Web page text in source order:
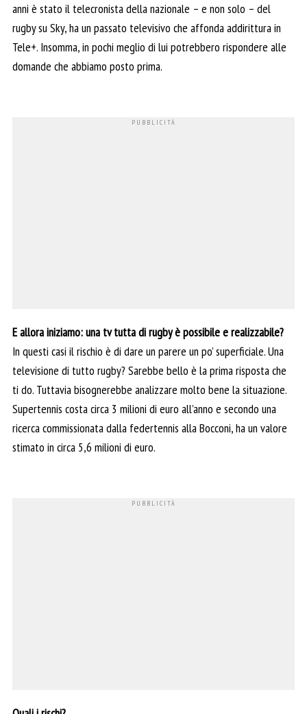
anni è stato il telecronista della nazionale – e non solo – del
rugby su Sky, ha un passato televisivo che affonda addirittura in
Tele+. Insomma, in pochi meglio di lui potrebbero rispondere alle
domande che abbiamo posto prima.
E allora iniziamo: una tv tutta di rugby è possibile e realizzabile?
In questi casi il rischio è di dare un parere un po’ superficiale. Una
televisione di tutto rugby? Sarebbe bello è la prima risposta che
ti do. Tuttavia bisognerebbe analizzare molto bene la situazione.
Supertennis costa circa 3 milioni di euro all’anno e secondo una
ricerca commissionata dalla federtennis alla Bocconi, ha un valore
stimato in circa 5,6 milioni di euro.